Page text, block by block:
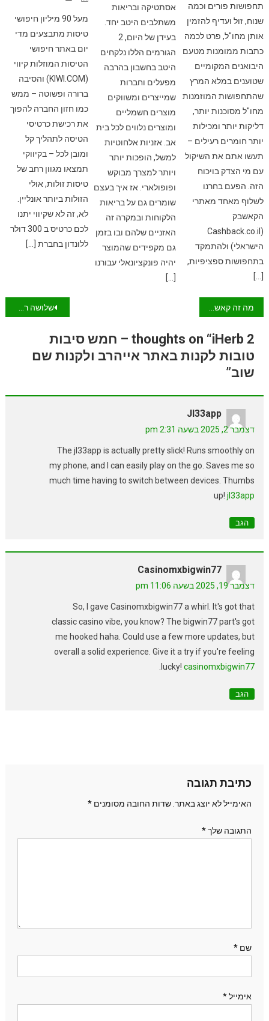
מעל 90 מיליון חיפושי
טיסות מתבצעים מדי
יום באתר חיפושי
הטיסות המוזלות קיווי
(KIWI.COM) והסיבה
ברורה ופשוטה – ממש
כמו חזון החברה להפוך
את רכישת כרטיסי
הטיסה לתהליך קל
ומובן לכל – בקיווקי
תמצאו מגוון רחב של
טיסות זולות, אולי
הזולות ביותר אונליין.
לא, זה לא שקיווי יתנו
לכם כרטיס ב 300 דולר
ללונדון בחברת […]
אסתטיקה ובריאות
משתלבים היטב יחד.
בעידן של היום, 2
הגורמים הללו נלקחים
היטב בחשבון בהרבה
מפעלים וחברות
שמייצרים ומשווקים
מוצרים חשמליים
ומוצרים נלווים לכל בית
אב. אזניות אלחוטיות
למשל, הופכות יותר
ויותר למצרך מבוקש
ופופולארי. אז איך בעצם
שומרים גם על בריאות
הלקוחות ובמקרה זה
האזניים שלהם ובו בזמן
גם מקפידים שהמוצר
יהיה פונקציונאלי עבורנו
[…]
תחפושות פורים וכמה
שנוח, זול ועדיף להזמין
אותן מחו"ל, פרט לכמה
כתבות ממומנות מטעם
היבואנים המקומיים
שטוענים במלא המרץ
שהתחפושות המוזמנות
מחו"ל מסוכנות יותר,
דליקות יותר ומכילות
יותר חומרים רעילים –
תעשו אתם את השיקול
עם מי הצדק בויכוח
הזה. הפעם בחרנו
לשלוף מאחד מאתרי
הקאשבק
(Cashback.co.il
הישראלי) ולהתמקד
בתחפושות ספציפיות,
[…]
ניווט שלושה רעיונות ליום הולדת שיהפכו אותך לאמא/אבא השנה! מה זה קאשבק? פירוש ומשמעות מילונית למילה קאשבק בהקשר של קניות מקוונות
2 thoughts on “iHerb – חמש סיבות
טובות לקנות באתר אייהרב ולקנות שם
שוב”
Jl33app
דצמבר 2, 2025 בשעה 2:31 pm
The jl33app is actually pretty slick! Runs smoothly on
my phone, and I can easily play on the go. Saves me so
much time having to switch between devices. Thumbs
up!jl33app
הגב
Casinomxbigwin77
דצמבר 19, 2025 בשעה 11:06 pm
So, I gave Casinomxbigwin77 a whirl. It's got that
classic casino vibe, you know? The bigwin77 part's got
me hooked haha. Could use a few more updates, but
overall a solid experience. Give it a try if you're feeling
lucky!casinomxbigwin77
.
הגב
כתיבת תגובה
האימייל לא יוצג באתר.שדות החובה מסומנים *
התגובה שלך*
שם *
אימייל*